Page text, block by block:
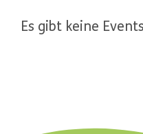
Es gibt keine